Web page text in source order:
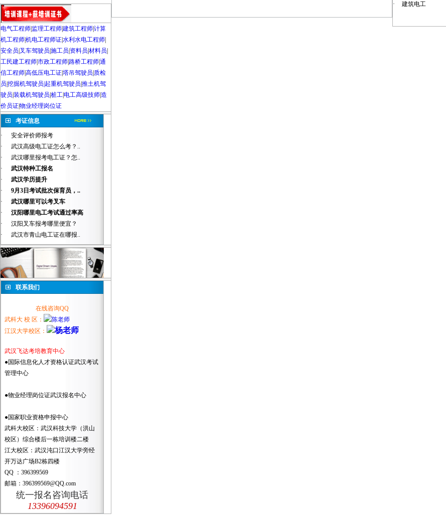
电气工程师 监理工程师建筑工程师计算
机工程师机电工程师证水利水电工程师
安全员 叉车驾驶员 施工员 资料员 材料员
工民建工程师市政工程师路桥工程师通
信工程师高低压电工证塔吊驾驶员 质检
员 挖掘机驾驶员|起重机驾驶员 推土机驾
驶员 装载机驾驶员 桩工电工高级技师造
价员证物业经理岗位证
考证信息
·
安全评价师报考
·
武汉高级电工证怎么考？..
·
武汉哪里报考电工证？怎..
·
武汉特种工报名
·
武汉学历提升
·
9月3日考试批次保育员，..
·
武汉哪里可以考叉车
·
汉阳哪里电工考试通过率高
·
汉阳叉车报考哪里便宜？
·
武汉市青山电工证在哪报..
联系我们
在线咨询QQ
武科大 校 区：
江汉大学校区：
武汉飞达考培教育中心
●国际信息化人才资格认证武汉考试
管理中心
●物业经理岗位证武汉报名中心
●国家职业资格申报中心
武科大校区：武汉科技大学（洪山
校区）综合楼后一栋培训楼二楼
江大校区：武汉沌口江汉大学旁经
开万达广场B2栋四楼
QQ ：396399569
邮箱：396399569@QQ.com
统一报名咨询电话
13396094591
·
建筑电工